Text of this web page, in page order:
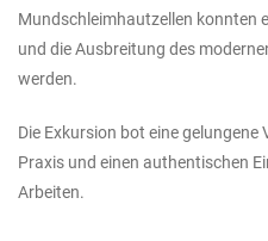
Mundschleimhautzellen konnten
und die Ausbreitung des
werden.
Die Exkursion bot eine gelungene
Praxis und einen authentischen
Arbeiten.